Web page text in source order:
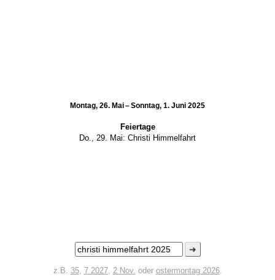
Montag, 26. Mai – Sonntag, 1. Juni 2025
Feiertage
Do., 29. Mai: Christi Himmelfahrt
➜
z.B. 35, 7 2027, 2 Nov. oder ostermontag 2026.